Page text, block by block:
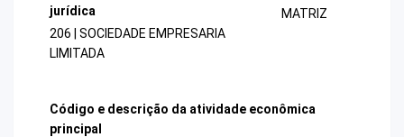
jurídica
206 | SOCIEDADE EMPRESARIA
LIMITADA
MATRIZ
Código e descrição da atividade econômica
principal